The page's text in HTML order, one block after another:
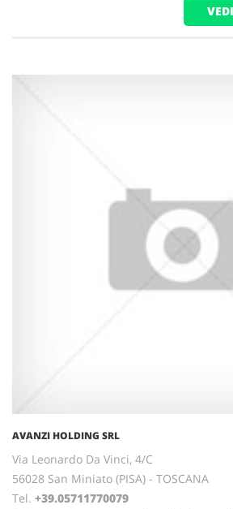
AVANZI HOLDING SRL
Via Leonardo Da Vinci, 4/C
56028 San Miniato (PISA) - TOSCANA
Tel. +39.05711770079